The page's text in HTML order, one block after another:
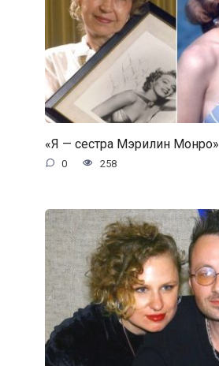
«Я — сестра Мэрилин Монро»
0 258